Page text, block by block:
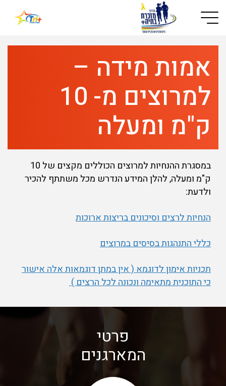
Button used only for devices with a small screen
אמות מידה –
למרוצים מ- 10
ק"מ ומעלה
במסגרת ההנחיות למרוצים הכוללים מקצים של 10
ק"מ ומעלה, להלן המידע הנדרש מכל משתתף להכיר
ולדעת:
הנחיות לרצים וסיכונים בריצות ארוכות
כללי התנהגות בסיסים במרוצים
תכניות אימון לדוגמא ( אין במתן דוגמאות אלה אישור
כי התוכנית מתאימה ונכונה לכל הרצים )
פרטי
המארגנים